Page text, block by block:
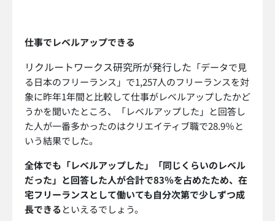
仕事でレベルアップできる
リクルートワークス研究所が発行した 「データで見
る日本のフリーランス」で1,257人のフリーランスを対
象に昨年1年間と比較して仕事がレベルアップしたかど
うかを聞いたところ、「レベルアップした」と回答し
た人が一番多かったのはクリエイティブ職で28.9％と
いう結果でした。
全体でも「レベルアップした」「同じくらいのレベル
だった」と回答した人が合計で83％を占めたため、在
宅フリーランスとして働いても自分次第で少しずつ成
長できるといえるでしょう。